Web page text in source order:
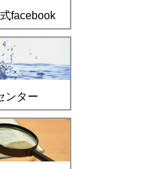
facebook
ンター